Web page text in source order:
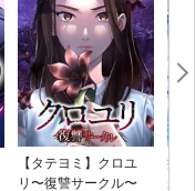
【タテヨミ】クロユ
リ〜復讐サークル〜
病
が